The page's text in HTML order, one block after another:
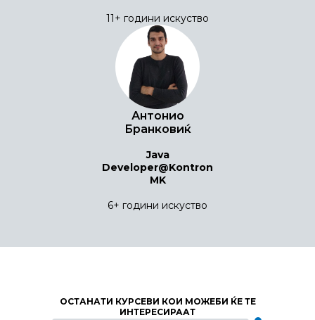
11+ години искуство
Антонио
Бранковиќ
Java
Developer@Kontron
MK
6+ години искуство
ОСТАНАТИ КУРСЕВИ КОИ МОЖЕБИ ЌЕ ТЕ
ИНТЕРЕСИРААТ